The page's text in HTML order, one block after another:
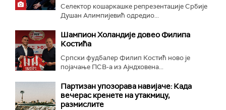
Селектор кошаркашке репрезентације Србије
Душан Алимпијевић одредио...
Шампион Холандије довео Филипа
Костића
Српски фудбалер Филип Костић ново је
појачање ПСВ-а из Ајндховена...
Партизан упозорава навијаче: Када
вечерас кренете на утакмицу,
размислите